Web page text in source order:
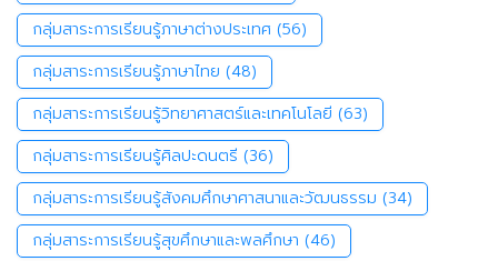
กลุ่มสาระการเรียนรู้ภาษาต่างประเทศ (56)
กลุ่มสาระการเรียนรู้ภาษาไทย (48)
กลุ่มสาระการเรียนรู้วิทยาศาสตร์และเทคโนโลยี (63)
กลุ่มสาระการเรียนรู้ศิลปะดนตรี (36)
กลุ่มสาระการเรียนรู้สังคมศึกษาศาสนาและวัฒนธรรม (34)
กลุ่มสาระการเรียนรู้สุขศึกษาและพลศึกษา (46)